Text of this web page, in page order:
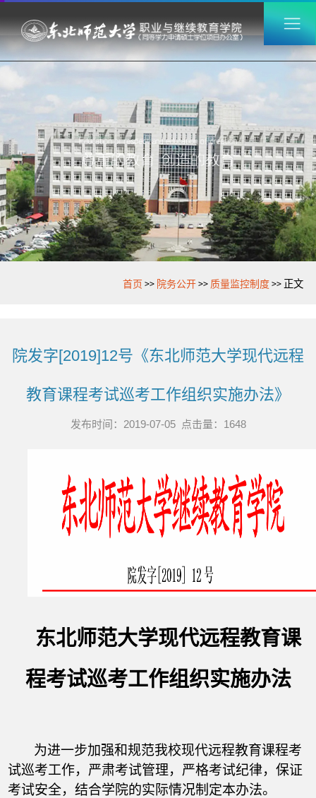
首页 >> 院务公开>> 质量监控制度>> 正文
院发字[2019]12号《东北师范大学现代远程
教育课程考试巡考工作组织实施办法》
发布时间：2019-07-05 点击量： 1648
东北师范大学现代远程教育课
程考试巡考工作组织实施办法
为进一步加强和规范我校现代远程教育课程考
试巡考工作，严肃考试管理，严格考试纪律，保证
考试安全，结合学院的实际情况制定本办法。